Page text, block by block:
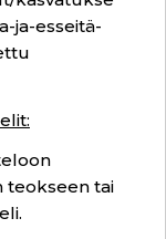
ja-esseitä-
teokseen tai